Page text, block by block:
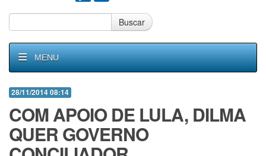
Buscar
MENU
28/11/2014 08:14
COM APOIO DE LULA, DILMA
QUER GOVERNO